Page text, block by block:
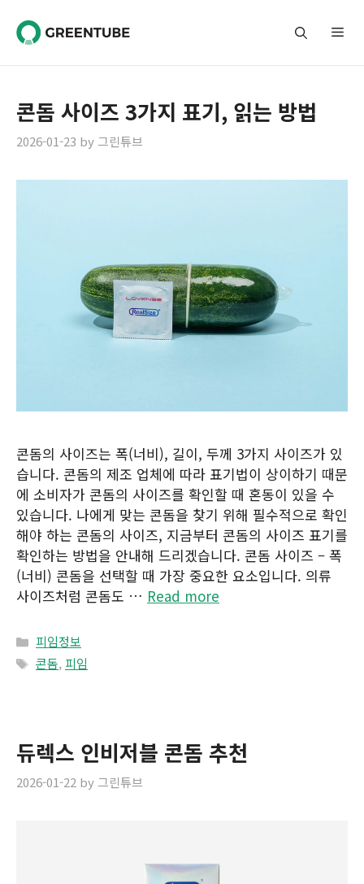
content
콘돔 사이즈 3가지 표기, 읽는 방법
2026-01-23 by그린튜브
콘돔의 사이즈는 폭(너비), 길이, 두께 3가지 사이즈가 있
습니다. 콘돔의 제조 업체에 따라 표기법이 상이하기 때문
에 소비자가 콘돔의 사이즈를 확인할 때 혼동이 있을 수
있습니다. 나에게 맞는 콘돔을 찾기 위해 필수적으로 확인
해야 하는 콘돔의 사이즈, 지금부터 콘돔의 사이즈 표기를
확인하는 방법을 안내해 드리겠습니다. 콘돔 사이즈 – 폭
(너비) 콘돔을 선택할 때 가장 중요한 요소입니다. 의류
사이즈처럼 콘돔도 … Read more
Categories
피임정보
Tags
콘돔, 피임
듀렉스 인비저블 콘돔 추천
2026-01-22 by그린튜브